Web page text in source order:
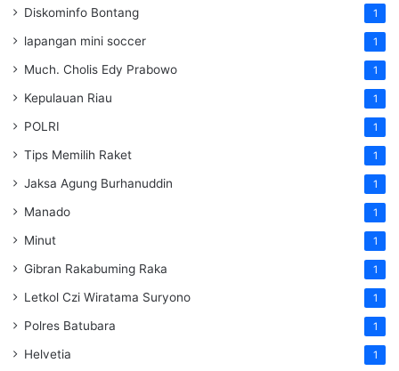
Diskominfo Bontang 1
lapangan mini soccer 1
Much. Cholis Edy Prabowo 1
Kepulauan Riau 1
POLRI 1
Tips Memilih Raket 1
Jaksa Agung Burhanuddin 1
Manado 1
Minut 1
Gibran Rakabuming Raka 1
Letkol Czi Wiratama Suryono 1
Polres Batubara 1
Helvetia 1